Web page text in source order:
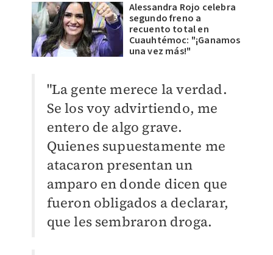
Alessandra Rojo celebra
segundo freno a
recuento total en
Cuauhtémoc: "¡Ganamos
una vez más!"
"La gente merece la verdad.
Se los voy advirtiendo, me
entero de algo grave.
Quienes supuestamente me
atacaron presentan un
amparo en donde dicen que
fueron obligados a declarar,
que les sembraron droga.